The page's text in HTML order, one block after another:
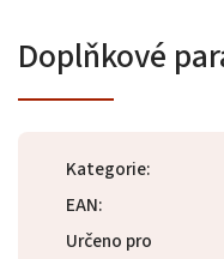
Doplňkové
Kategorie:
EAN:
Určeno pro